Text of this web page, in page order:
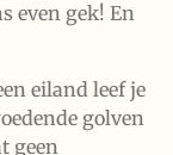
even gek! En
eiland leef je
golven
geen